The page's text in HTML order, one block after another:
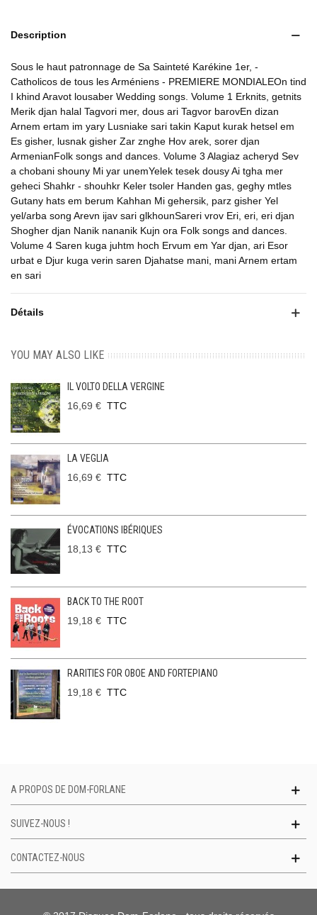
Description
Sous le haut patronnage de Sa Sainteté Karékine 1er, -
Catholicos de tous les Arméniens - PREMIERE MONDIALEOn tind
I khind Aravot lousaber Wedding songs. Volume 1 Erknits, getnits
Merik djan halal Tagvori mer, dous ari Tagvor barovEn dizan
Arnem ertam im yary Lusniake sari takin Kaput kurak hetsel em
Es gisher, lusnak gisher Zar znghe Hov arek, sorer djan
ArmenianFolk songs and dances. Volume 3 Alagiaz acheryd Sev
a chobani shouny Mi yar unemYelek tesek dousy Ai tgha mer
geheci Shahkr - shouhkr Keler tsoler Handen gas, geghy mtles
Gutany hats em berum Kahhan Mi gehersik, parz gisher Yel
yel/arba song Arevn ijav sari glkhounSareri vrov Eri, eri, eri djan
Shogher djan Nanik nananik Kujn ora Folk songs and dances.
Volume 4 Saren kuga juhtm hoch Ervum em Yar djan, ari Esor
urbat e Djur kuga verin saren Djahatse mani, mani Arnem ertam
en sari
Détails
YOU MAY ALSO LIKE
IL VOLTO DELLA VERGINE
16,69 € TTC
LA VEGLIA
16,69 € TTC
ÉVOCATIONS IBÉRIQUES
18,13 € TTC
BACK TO THE ROOT
19,18 € TTC
RARITIES FOR OBOE AND FORTEPIANO
19,18 € TTC
A PROPOS DE DOM-FORLANE
SUIVEZ-NOUS !
CONTACTEZ-NOUS